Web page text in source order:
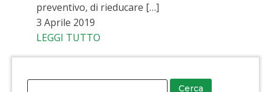
preventivo, di rieducare […]
3 Aprile 2019
LEGGI TUTTO